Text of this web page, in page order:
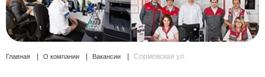
Главная О компании Вакансии Сормовская ул.